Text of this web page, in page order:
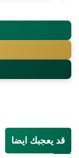
قد يعجبك ايضا